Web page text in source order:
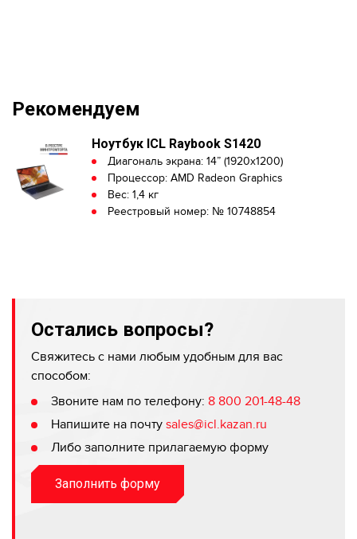
Рекомендуем
Ноутбук ICL Raybook S1420
Диагональ экрана: 14” (1920x1200)
Процессор: AMD Radeon Graphics
Вес: 1,4 кг
Реестровый номер: № 10748854
Остались вопросы?
Свяжитесь с нами любым удобным для вас
способом:
Звоните нам по телефону: 8 800 201-48-48
Напишите на почту sales@icl.kazan.ru
Либо заполните прилагаемую форму
Заполнить форму